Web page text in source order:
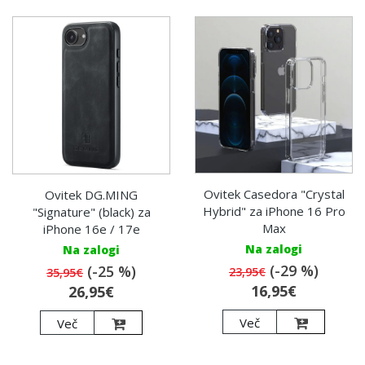
Ovitek DG.MING
"Signature" (black) za
iPhone 16e / 17e
Na zalogi
35,95€ (-25 %)
26,95€
Več
Ovitek Casedora "Crystal
Hybrid" za iPhone 16 Pro
Max
Na zalogi
23,95€ (-29 %)
16,95€
Več